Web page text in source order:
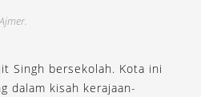
Singh bersekolah. Kota ini
dalam kisah kerajaan-